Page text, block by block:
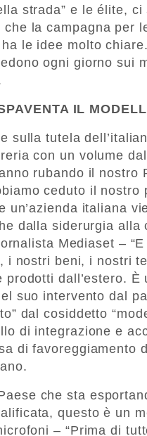
strada” e le élite,
che la campagna per
le idee molto
ogni giorno sui
IL
sulla tutela
con un volume
rubando il nostro
ceduto il
un’azienda italiana
dalla siderurgia alla
Mediaset –
i nostri beni, i nostri
prodotti dall’estero.
suo intervento dal
dal cosiddetto
di integrazione e
di favoreggiamento
che sta
questo è un
– “Prima di